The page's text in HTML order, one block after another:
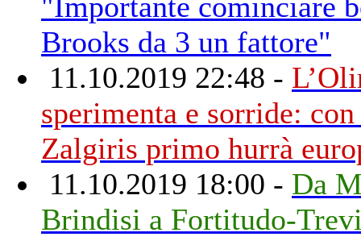
Brooks da 3 un fattore"
11.10.2019 22:48 -
sperimenta e sorride:
Zalgiris primo hurrà
11.10.2019 18:00 - Da
Brindisi a Fortitudo-